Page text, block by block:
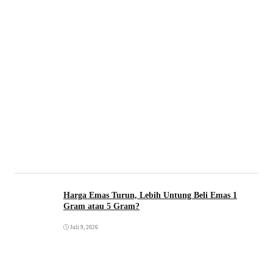
Harga Emas Turun, Lebih Untung Beli Emas 1
Gram atau 5 Gram?
Juli 9, 2026